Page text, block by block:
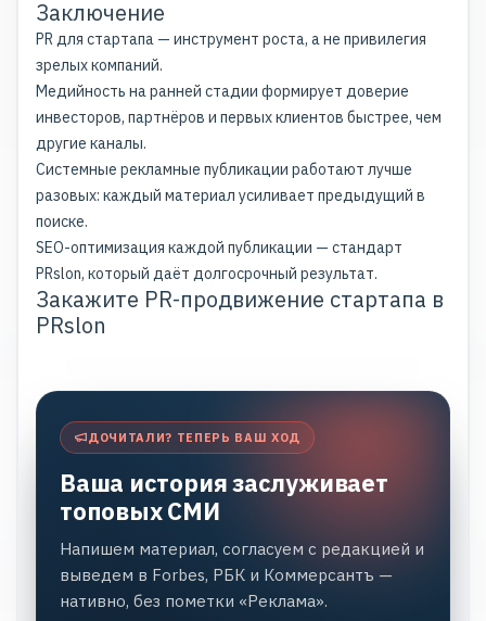
Заключение
PR для стартапа — инструмент роста, а не привилегия
зрелых компаний.
Медийность на ранней стадии формирует доверие
инвесторов, партнёров и первых клиентов быстрее, чем
другие каналы.
Системные рекламные публикации работают лучше
разовых: каждый материал усиливает предыдущий в
поиске.
SEO-оптимизация каждой публикации — стандарт
PRslon, который даёт долгосрочный результат.
Закажите PR-продвижение стартапа в
PRslon
ДОЧИТАЛИ? ТЕПЕРЬ ВАШ ХОД
Ваша история заслуживает
топовых СМИ
Напишем материал, согласуем с редакцией и
выведем в Forbes, РБК и Коммерсантъ —
нативно, без пометки «Реклама».